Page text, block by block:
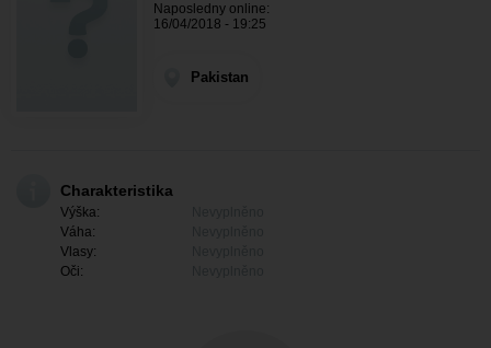
Naposledny online:
16/04/2018 - 19:25
Pakistan
Charakteristika
Výška:
Váha:
Vlasy:
Oči: